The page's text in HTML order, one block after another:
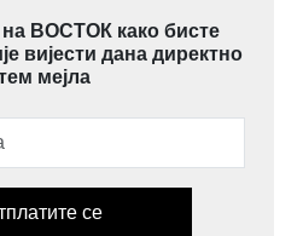
на ВОСТОК како бисте
вијести дана директно
мејла
се